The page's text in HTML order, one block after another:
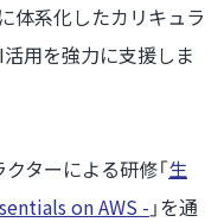
体系化したカリキュラ
用を強力に支援しま
ターによる研修「生
on AWS - 」を通